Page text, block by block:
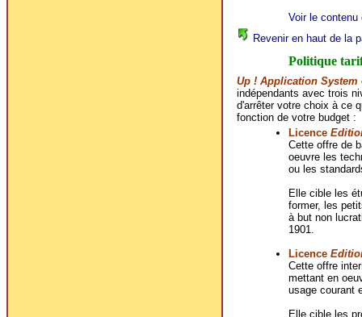
Voir le contenu
Revenir en haut de la
Politique
Up ! Application System
indépendants avec trois
d'arrêter votre choix à ce
fonction de votre budget :
Licence
Cette offre de
oeuvre les
ou les
Elle cible les
former, les
à but non
1901.
Licence
Cette offre
mettant en
usage courant
Elle cible les